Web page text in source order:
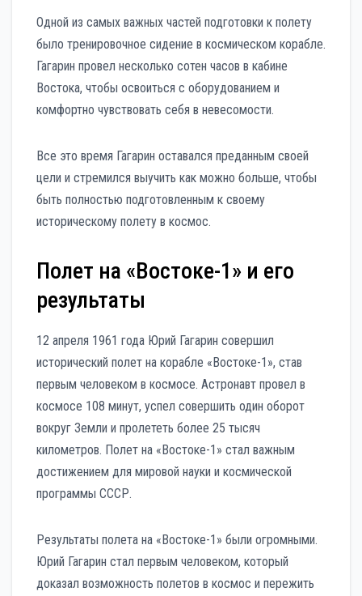
Одной из самых важных частей подготовки к полету
было тренировочное сидение в космическом корабле.
Гагарин провел несколько сотен часов в кабине
Востока, чтобы освоиться с оборудованием и
комфортно чувствовать себя в невесомости.
Все это время Гагарин оставался преданным своей
цели и стремился выучить как можно больше, чтобы
быть полностью подготовленным к своему
историческому полету в космос.
Полет на «Востоке-1» и его
результаты
12 апреля 1961 года Юрий Гагарин совершил
исторический полет на корабле «Востоке-1», став
первым человеком в космосе. Астронавт провел в
космосе 108 минут, успел совершить один оборот
вокруг Земли и пролететь более 25 тысяч
километров. Полет на «Востоке-1» стал важным
достижением для мировой науки и космической
программы СССР.
Результаты полета на «Востоке-1» были огромными.
Юрий Гагарин стал первым человеком, который
доказал возможность полетов в космос и пережить